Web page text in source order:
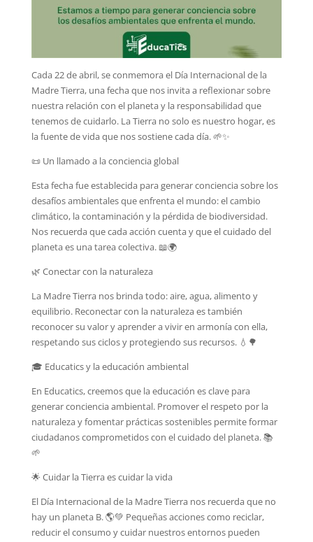
Cada 22 de abril, se conmemora el Día Internacional de la
Madre Tierra, una fecha que nos invita a reflexionar sobre
nuestra relación con el planeta y la responsabilidad que
tenemos de cuidarlo. La Tierra no solo es nuestro hogar, es
la fuente de vida que nos sostiene cada día. 🌱✨
📜 Un llamado a la conciencia global
Esta fecha fue establecida para generar conciencia sobre los
desafíos ambientales que enfrenta el mundo: el cambio
climático, la contaminación y la pérdida de biodiversidad.
Nos recuerda que cada acción cuenta y que el cuidado del
planeta es una tarea colectiva. 📖🌍
🌿 Conectar con la naturaleza
La Madre Tierra nos brinda todo: aire, agua, alimento y
equilibrio. Reconectar con la naturaleza es también
reconocer su valor y aprender a vivir en armonía con ella,
respetando sus ciclos y protegiendo sus recursos. 💧🌳
🎓 Educatics y la educación ambiental
En Educatics, creemos que la educación es clave para
generar conciencia ambiental. Promover el respeto por la
naturaleza y fomentar prácticas sostenibles permite formar
ciudadanos comprometidos con el cuidado del planeta. 📚
🌱
🌟 Cuidar la Tierra es cuidar la vida
El Día Internacional de la Madre Tierra nos recuerda que no
hay un planeta B. 🌎💚 Pequeñas acciones como reciclar,
reducir el consumo y cuidar nuestros entornos pueden